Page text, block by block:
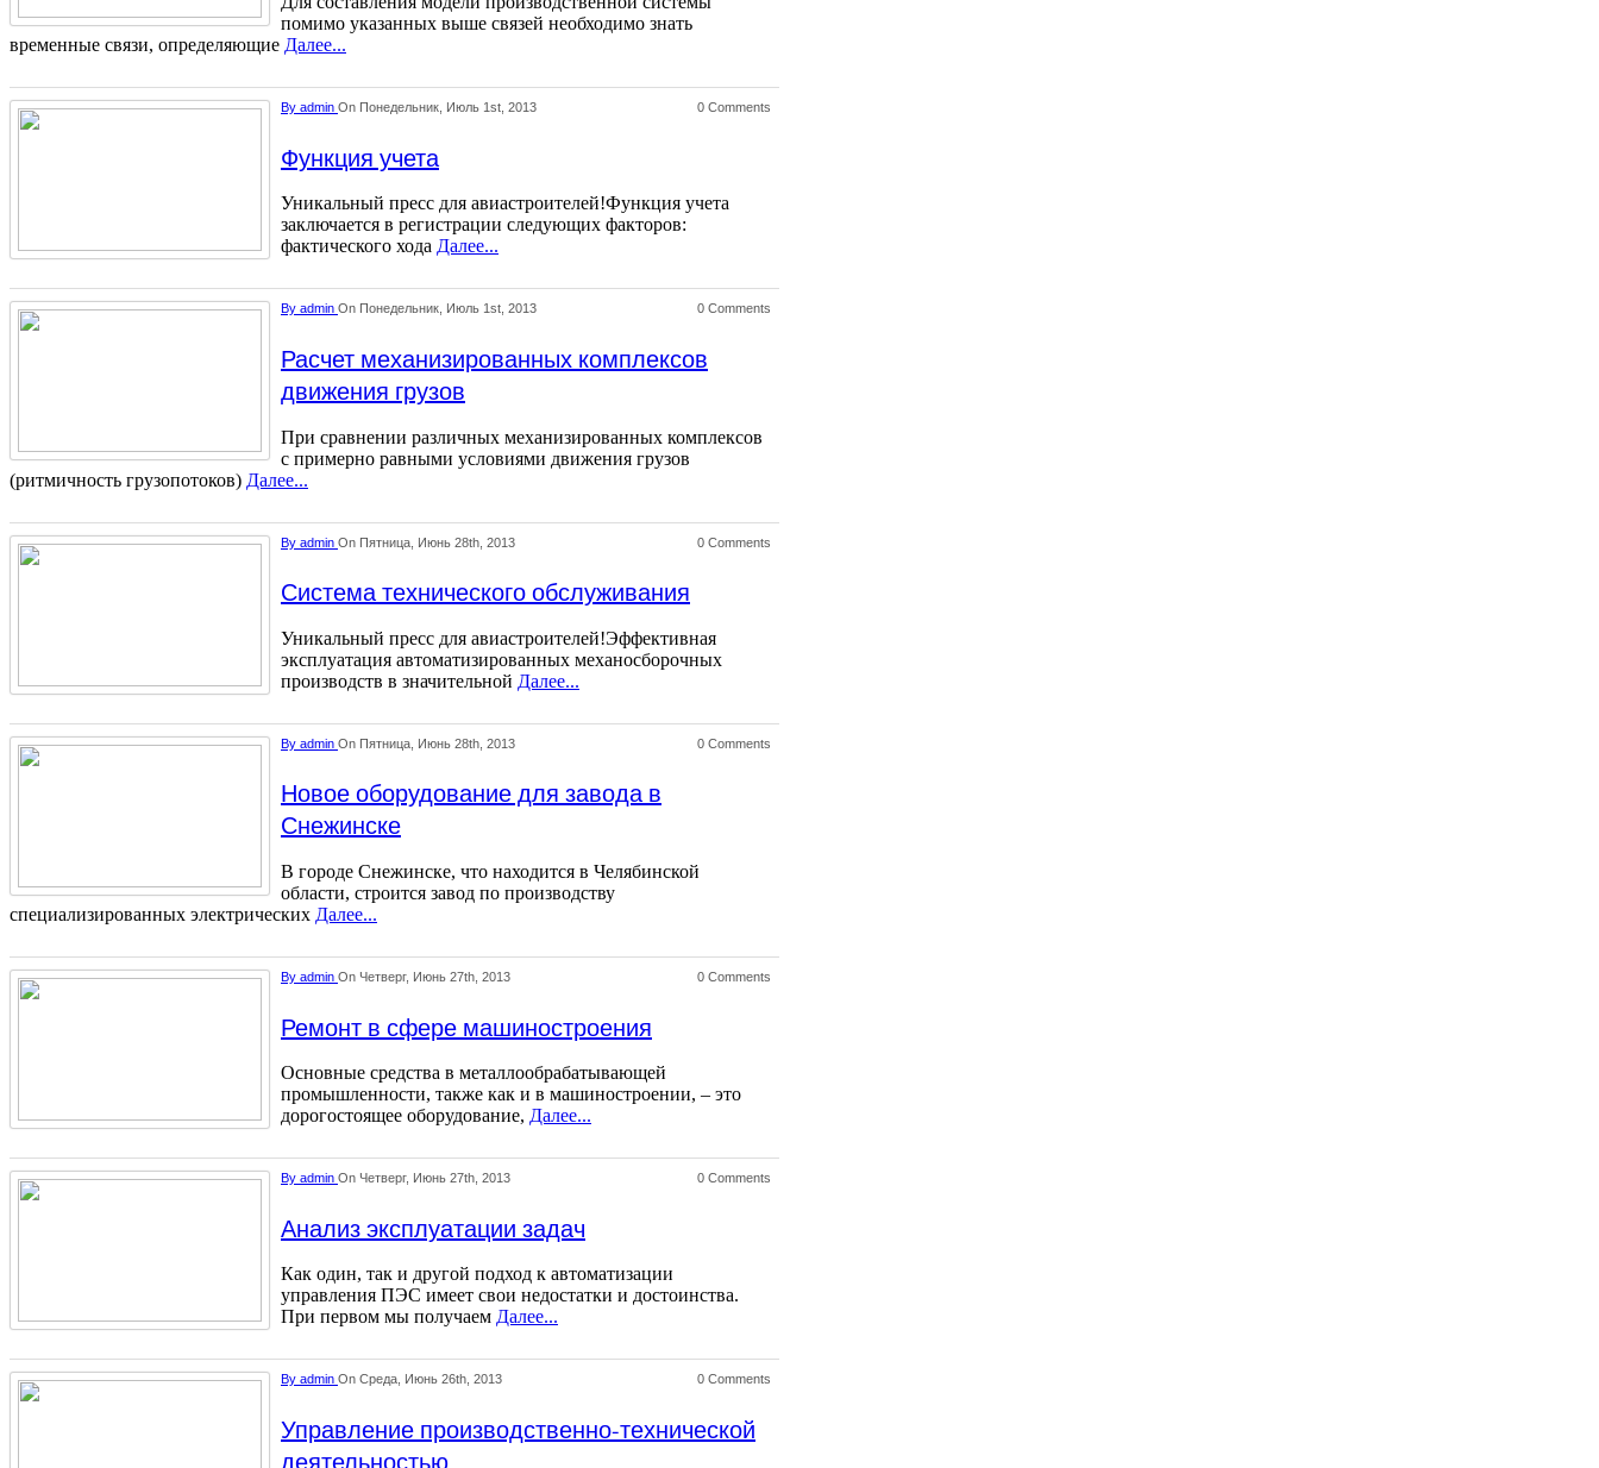
помимо указанных выше связей необходимо знать
временные связи, определяющие Далее...
By admin On Понедельник, Июль 1st, 2013 0 Comments
Функция учета
Уникальный пресс для авиастроителей!Функция учета
заключается в регистрации следующих факторов:
фактического хода Далее...
By admin On Понедельник, Июль 1st, 2013 0 Comments
Расчет механизированных комплексов
движения грузов
При сравнении различных механизированных комплексов
с примерно равными условиями движения грузов
(ритмичность грузопотоков) Далее...
By admin On Пятница, Июнь 28th, 2013 0 Comments
Система технического обслуживания
Уникальный пресс для авиастроителей!Эффективная
эксплуатация автоматизированных механосборочных
производств в значительной Далее...
By admin On Пятница, Июнь 28th, 2013 0 Comments
Новое оборудование для завода в
Снежинске
В городе Снежинске, что находится в Челябинской
области, строится завод по производству
специализированных электрических Далее...
By admin On Четверг, Июнь 27th, 2013 0 Comments
Ремонт в сфере машиностроения
Основные средства в металлообрабатывающей
промышленности, также как и в машиностроении, – это
дорогостоящее оборудование, Далее...
By admin On Четверг, Июнь 27th, 2013 0 Comments
Анализ эксплуатации задач
Как один, так и другой подход к автоматизации
управления ПЭС имеет свои недостатки и достоинства.
При первом мы получаем Далее...
By admin On Среда, Июнь 26th, 2013 0 Comments
Управление производственно-технической
деятельностью